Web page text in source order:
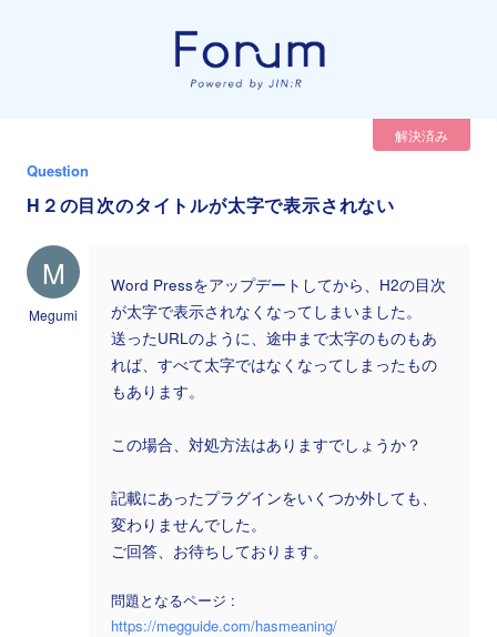
解決済み
Question
H２の目次のタイトルが太字で表示されない
M
Megumi
Word Pressをアップデートしてから、H2の目次
が太字で表示されなくなってしまいました。
送ったURLのように、途中まで太字のものもあ
れば、すべて太字ではなくなってしまったもの
もあります。
この場合、対処方法はありますでしょうか？
記載にあったプラグインをいくつか外しても、
変わりませんでした。
ご回答、お待ちしております。
問題となるページ :
https://megguide.com/hasmeaning/